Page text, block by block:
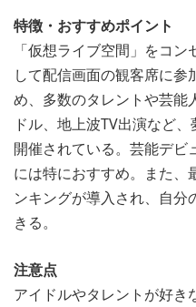
特徴・おすすめポイント
「仮想ライブ空間」をコ
して配信画面の観客席に参
め、多数のタレントや芸能
ドル、地上波TV出演など
開催されている。芸能デビ
には特におすすめ。また、
ンキングが導入され、自
きる。
注意点
アイドルやタレントが好き